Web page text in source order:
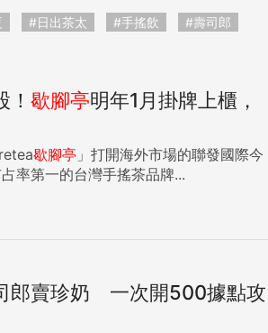
#日出茶太 #手搖飲 #壽司郎
歇腳亭明年1月掛牌上櫃，
歇腳亭 」打開海外市場的聯發國際今
率第一的台灣手搖茶品牌...
郎賣珍奶 一次開500據點攻